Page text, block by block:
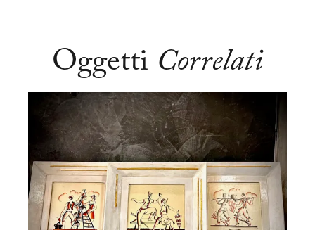
Oggetti Correlati